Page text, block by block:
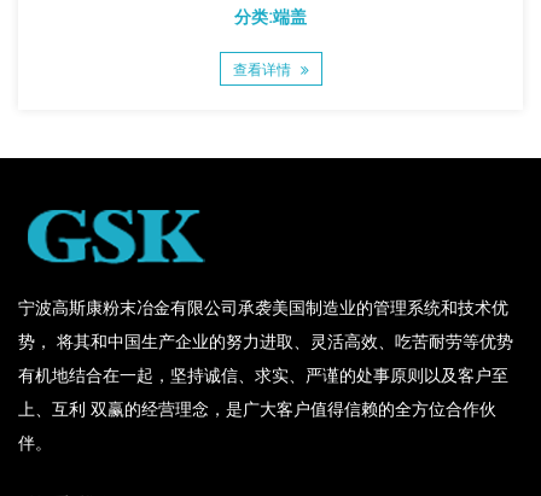
分类:端盖
查看详情
宁波高斯康粉末冶金有限公司承袭美国制造业的管理系统和技术优
势， 将其和中国生产企业的努力进取、灵活高效、吃苦耐劳等优势
有机地结合在一起，坚持诚信、求实、严谨的处事原则以及客户至
上、互利 双赢的经营理念，是广大客户值得信赖的全方位合作伙
伴。